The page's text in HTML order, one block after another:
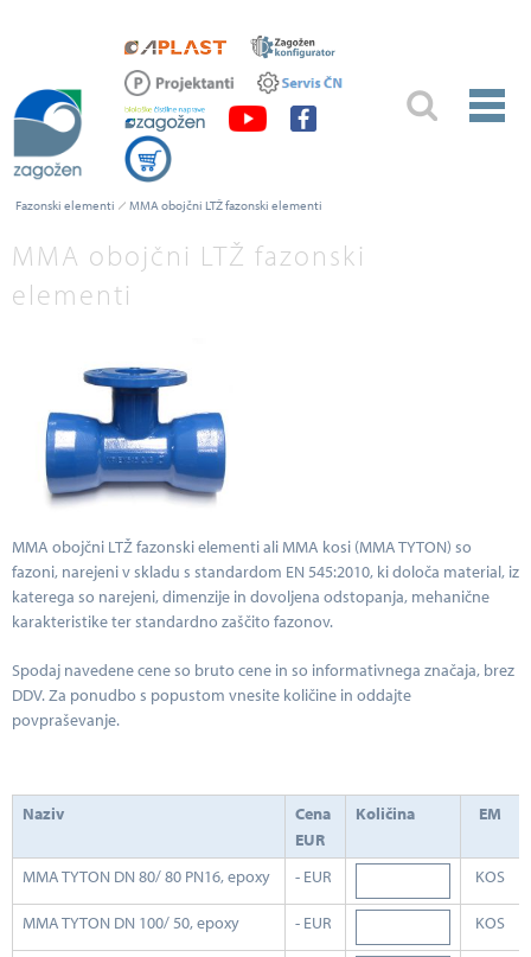
Fazonski elementi MMA obojčni LTŽ fazonski elementi
MMA obojčni LTŽ fazonski
elementi
MMA obojčni LTŽ fazonski elementi ali MMA kosi (MMA TYTON) so
fazoni, narejeni v skladu s standardom EN 545:2010, ki določa material, iz
katerega so narejeni, dimenzije in dovoljena odstopanja, mehanične
karakteristike ter standardno zaščito fazonov.
Spodaj navedene cene so bruto cene in so informativnega značaja, brez
DDV. Za ponudbo s popustom vnesite količine in oddajte
povpraševanje.
Naziv
Cena
EUR
Količina EM
MMA TYTON DN 80/ 80 PN16, epoxy - EUR KOS
MMA TYTON DN 100/ 50, epoxy - EUR KOS